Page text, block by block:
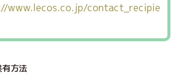
www.lecos.co.jp/contact_recipie
有方法